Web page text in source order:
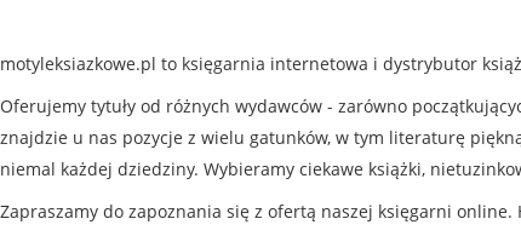
motyleksiazkowe.pl to księgarnia internetowa i dystrybutor
Oferujemy tytuły od różnych wydawców - zarówno
znajdzie u nas pozycje z wielu gatunków, w tym literaturę
niemal każdej dziedziny. Wybieramy ciekawe książki,
Zapraszamy do zapoznania się z ofertą naszej księgarni